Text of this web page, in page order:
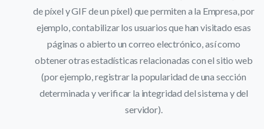
de píxel y GIF de un píxel) que permiten a la Empresa, por
ejemplo, contabilizar los usuarios que han visitado esas
páginas o abierto un correo electrónico, así como
obtener otras estadísticas relacionadas con el sitio web
(por ejemplo, registrar la popularidad de una sección
determinada y verificar la integridad del sistema y del
servidor).